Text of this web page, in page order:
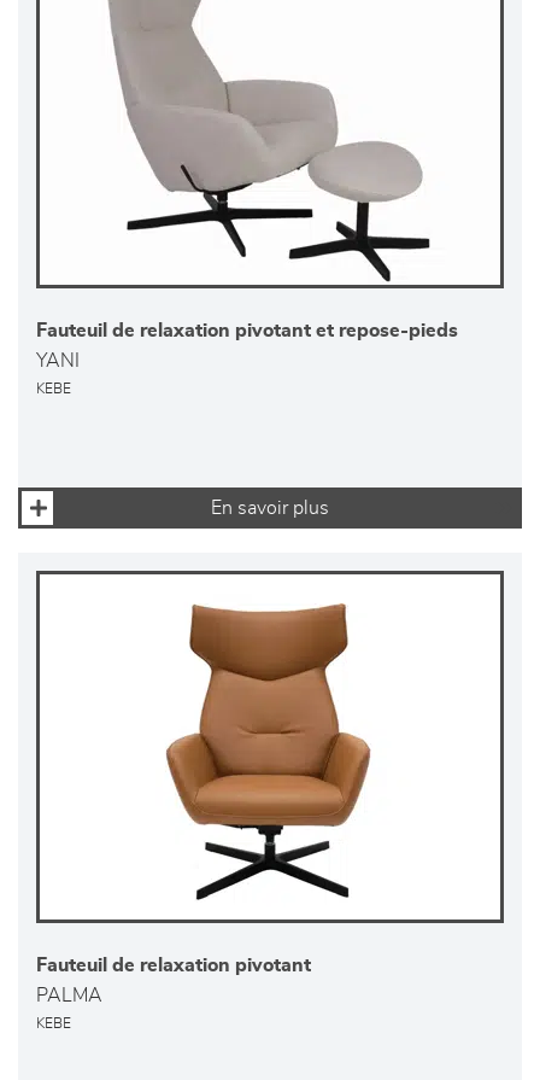
Fauteuil de relaxation pivotant et repose-pieds
YANI
KEBE
En savoir plus
Fauteuil de relaxation pivotant
PALMA
KEBE